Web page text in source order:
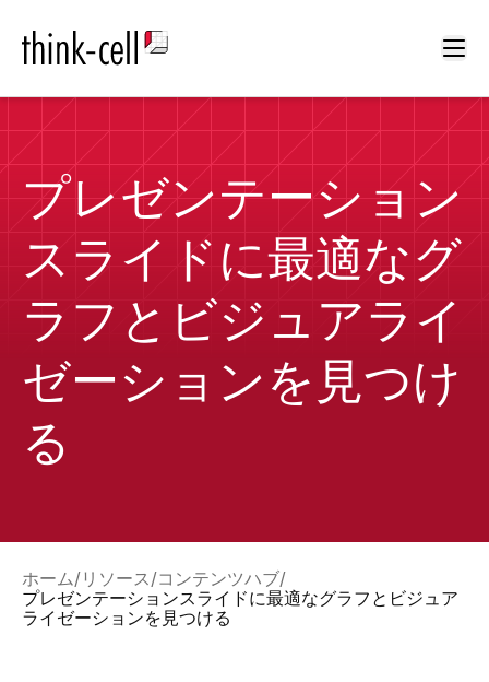
プレゼンテーション
スライドに最適なグ
ラフとビジュアライ
ゼーションを見つけ
る
ホーム リソース コンテンツハブ
プレゼンテーションスライドに最適なグラフとビジュア
ライゼーションを見つける